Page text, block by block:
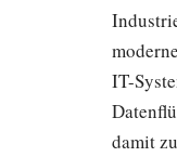
IT-
damit